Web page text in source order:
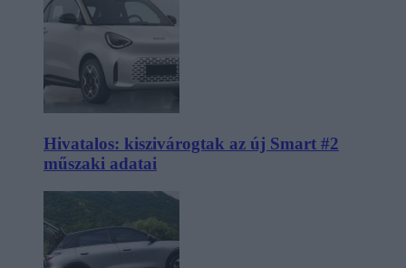
Hivatalos: kiszivárogtak az új Smart #2
műszaki adatai